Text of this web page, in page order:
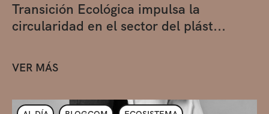
Transición Ecológica impulsa la
circularidad en el sector del plást...
VER MÁS